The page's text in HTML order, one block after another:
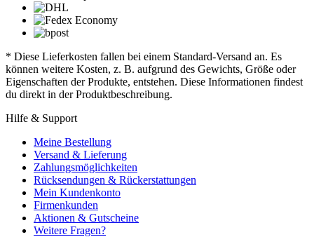
* Diese Lieferkosten fallen bei einem Standard-Versand an. Es
können weitere Kosten, z. B. aufgrund des Gewichts, Größe oder
Eigenschaften der Produkte, entstehen. Diese Informationen findest
du direkt in der Produktbeschreibung.
Hilfe & Support
Meine Bestellung
Versand & Lieferung
Zahlungsmöglichkeiten
Rücksendungen & Rückerstattungen
Mein Kundenkonto
Firmenkunden
Aktionen & Gutscheine
Weitere Fragen?